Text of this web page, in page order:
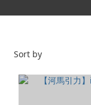
Sort by